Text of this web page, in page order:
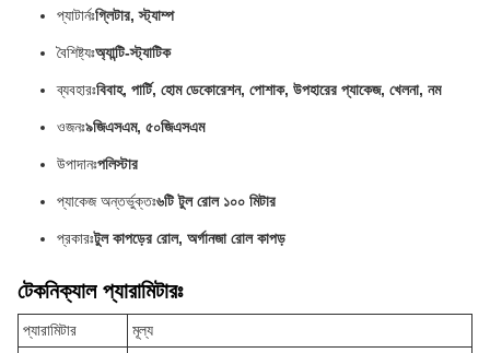
প্যাটার্নঃগ্লিটার, স্ট্যাম্প
বৈশিষ্ট্যঃঅ্যান্টি-স্ট্যাটিক
ব্যবহারঃবিবাহ, পার্টি, হোম ডেকোরেশন, পোশাক, উপহারের প্যাকেজ, খেলনা, নম
ওজনঃ৯জিএসএম, ৫০জিএসএম
উপাদানঃপলিস্টার
প্যাকেজ অন্তর্ভুক্তঃ৬টি টুল রোল ১০০ মিটার
প্রকারঃটুল কাপড়ের রোল, অর্গানজা রোল কাপড়
টেকনিক্যাল প্যারামিটারঃ
প্যারামিটার
মূল্য